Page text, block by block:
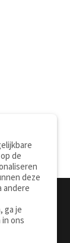
de
deze
andere
ga je
ons